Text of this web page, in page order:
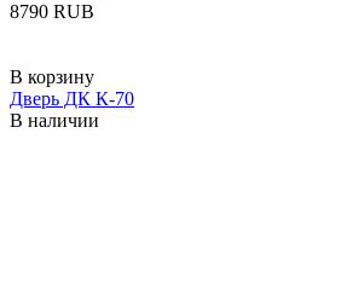
‍8790‍ RUB
В корзину
Дверь ДК К-70
В наличии